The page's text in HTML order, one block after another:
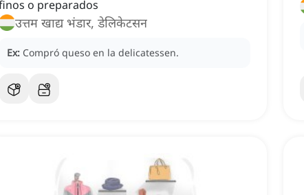
o preparados
उत्तम खाद्य भंडार, डेलिकेटसन
Ex: Compró queso en la delicatessen.